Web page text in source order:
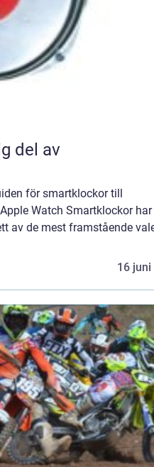
del av
för smartklockor till
Watch Smartklockor
av de mest framstående
16 juni